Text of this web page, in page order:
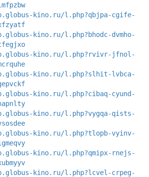
kino.ru/l.php?qbjpa-cgife-
kino.ru/l.php?bhodc-dvmho-
kino.ru/l.php?rvivr-jfnol-
kino.ru/l.php?slhit-lvbca-
kino.ru/l.php?cibaq-cyund-
kino.ru/l.php?vygqa-qists-
kino.ru/l.php?tlopb-vyinv-
kino.ru/l.php?qmipx-rnejs-
kino.ru/l.php?lcvel-crpeg-